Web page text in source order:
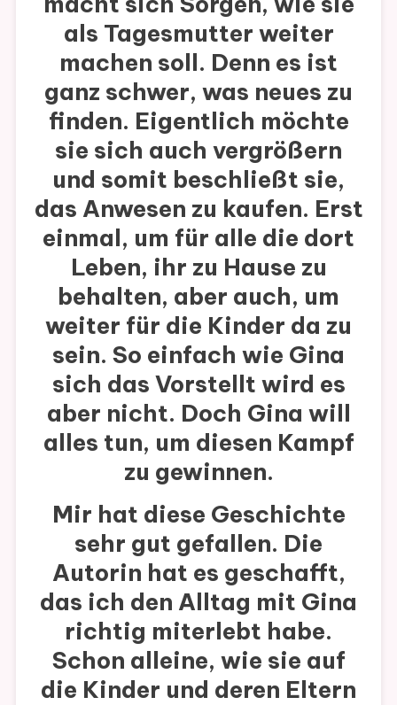
als Tagesmutter weiter
machen soll. Denn es ist
ganz schwer, was neues zu
finden. Eigentlich möchte
sie sich auch vergrößern
und somit beschließt sie,
das Anwesen zu kaufen. Erst
einmal, um für alle die dort
Leben, ihr zu Hause zu
behalten, aber auch, um
weiter für die Kinder da zu
sein. So einfach wie Gina
sich das Vorstellt wird es
aber nicht. Doch Gina will
alles tun, um diesen Kampf
zu gewinnen.
Mir hat diese Geschichte
sehr gut gefallen. Die
Autorin hat es geschafft,
das ich den Alltag mit Gina
richtig miterlebt habe.
Schon alleine, wie sie auf
die Kinder und deren Eltern